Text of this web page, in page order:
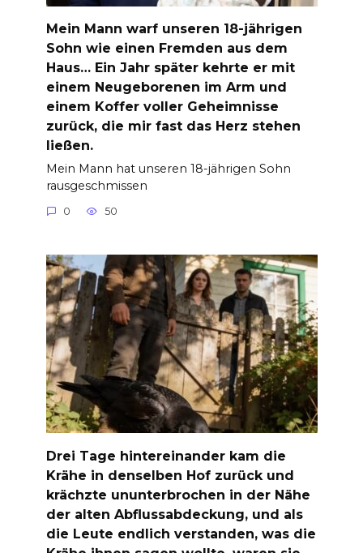
Mein Mann warf unseren 18-jährigen
Sohn wie einen Fremden aus dem
Haus… Ein Jahr später kehrte er mit
einem Neugeborenen im Arm und
einem Koffer voller Geheimnisse
zurück, die mir fast das Herz stehen
ließen.
Mein Mann hat unseren 18-jährigen Sohn
rausgeschmissen
0 50
Drei Tage hintereinander kam die
Krähe in denselben Hof zurück und
krächzte ununterbrochen in der Nähe
der alten Abflussabdeckung, und als
die Leute endlich verstanden, was die